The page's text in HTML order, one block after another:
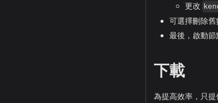
更改
可選擇刪除舊
最後，啟動節
下載
為提高效率，只